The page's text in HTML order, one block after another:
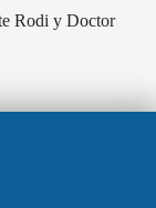
Rodi y Doctor